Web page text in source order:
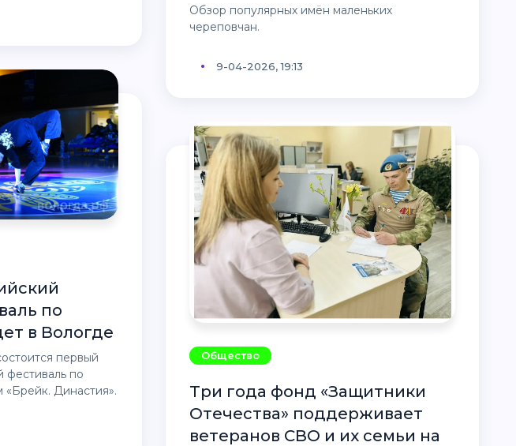
по
в Вологде
фестиваль по
«Брейк. Династия».
Обзор популярных имён маленьких
череповчан.
9-04-2026, 19:13
Общество
Три года фонд «Защитники
Отечества» поддерживает
ветеранов СВО и их семьи на